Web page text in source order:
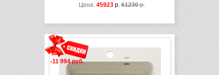
Цена: 45923р.61230р.
-11 994 руб.